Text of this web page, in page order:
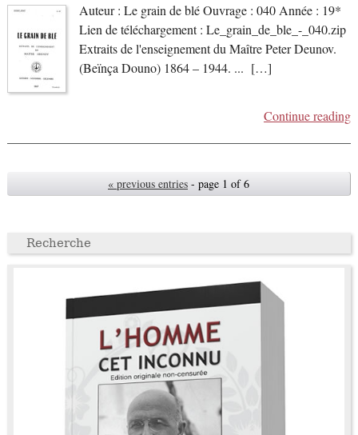
Auteur : Le grain de blé Ouvrage : 040 Année : 19*
Lien de téléchargement : Le_grain_de_ble_-_040.zip
Extraits de l'enseignement du Maître Peter Deunov.
(Beïnça Douno) 1864 – 1944. ... […]
Continue reading
« previous entries - page 1 of 6
Recherche